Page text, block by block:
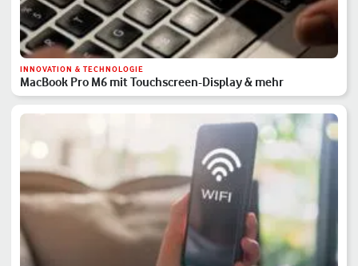
INNOVATION & TECHNOLOGIE
MacBook Pro M6 mit Touchscreen-Display & mehr